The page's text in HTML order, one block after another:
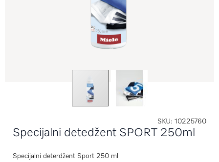
SKU 10225760
Specijalni detedžent SPORT 250ml
Specijalni deterdžent Sport 250 ml